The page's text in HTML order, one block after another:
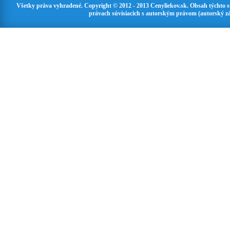
Všetky práva vyhradené. Copyright © 2012 - 2013 Cenyliekov.sk. Obsah
právach súvisiacich s autorským právom (autorský